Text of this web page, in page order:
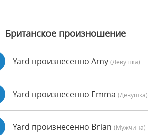
Британское произношение
Yard произнесенно Amy (девушка)
Yard произнесенно Emma (девушка)
Yard произнесенно Brian (мужчина)